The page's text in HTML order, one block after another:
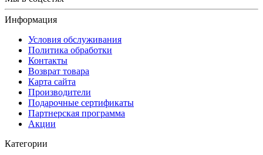
Информация
Условия обслуживания
Политика обработки
Контакты
Возврат товара
Карта сайта
Производители
Подарочные сертификаты
Партнерская программа
Акции
Категории